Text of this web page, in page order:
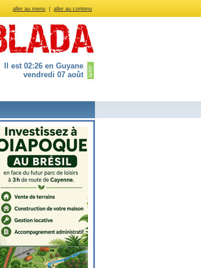
aller au menu aller au contenu
Il est 02:26 en Guyane
vendredi 07 août